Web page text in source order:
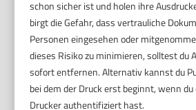
schon sicher ist und holen ihre
birgt die Gefahr, dass vertrauliche
Personen eingesehen oder
dieses Risiko zu minimieren, solltest du
sofort entfernen. Alternativ kannst du
bei dem der Druck erst beginnt, wenn
Drucker authentifiziert hast.